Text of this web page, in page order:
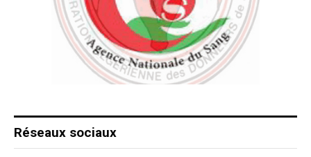
Réseaux sociaux